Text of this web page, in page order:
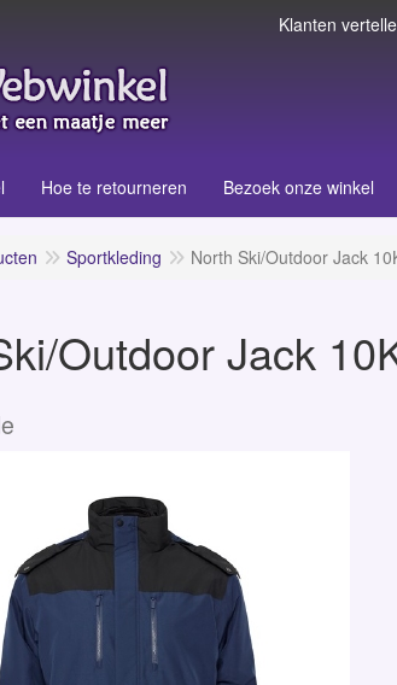
Klanten
Hoe te retourneren Bezoek onze winkel
Sportkleding North Ski/Outdoor Jack
Outdoor Jack